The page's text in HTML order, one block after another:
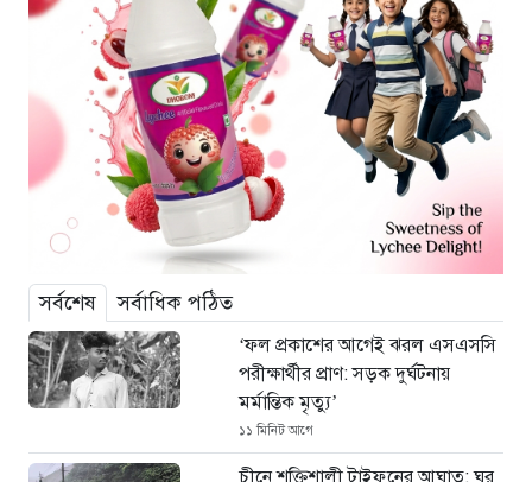
সর্বশেষ সর্বাধিক পঠিত
‘ফল প্রকাশের আগেই ঝরল এসএসসি
পরীক্ষার্থীর প্রাণ: সড়ক দুর্ঘটনায়
মর্মান্তিক মৃত্যু’
১১ মিনিট আগে
চীনে শক্তিশালী টাইফুনের আঘাত: ঘর